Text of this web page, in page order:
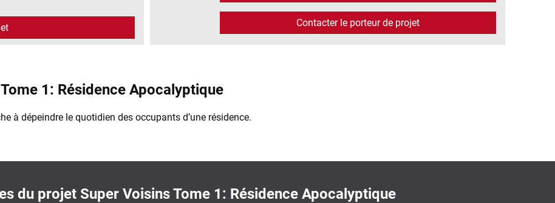
Contacter le porteur de projet
1: Résidence Apocalyptique
à dépeindre le quotidien des occupants d’une résidence.
du projet Super Voisins Tome 1: Résidence Apocalyptique